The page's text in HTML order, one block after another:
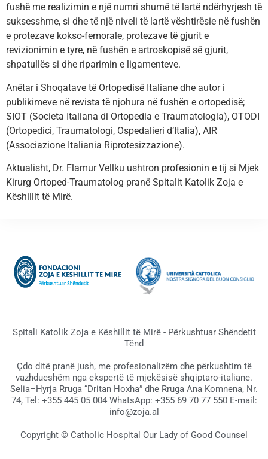
fushë me realizimin e një numri shumë të lartë ndërhyrjesh të
suksesshme, si dhe të një niveli të lartë vështirësie në fushën
e protezave kokso-femorale, protezave të gjurit e
revizionimin e tyre, në fushën e artroskopisë së gjurit,
shpatullës si dhe riparimin e ligamenteve.
Anëtar i Shoqatave të Ortopedisë Italiane dhe autor i
publikimeve në revista të njohura në fushën e ortopedisë;
SIOT (Societa Italiana di Ortopedia e Traumatologia), OTODI
(Ortopedici, Traumatologi, Ospedalieri d’Italia), AIR
(Associazione Italiania Riprotesizzazione).
Aktualisht, Dr. Flamur Vellku ushtron profesionin e tij si Mjek
Kirurg Ortoped-Traumatolog pranë Spitalit Katolik Zoja e
Këshillit të Mirë.
Spitali Katolik Zoja e Këshillit të Mirë - Përkushtuar Shëndetit
Tënd
Çdo ditë pranë jush, me profesionalizëm dhe përkushtim të
vazhdueshëm nga ekspertë të mjekësisë shqiptaro-italiane.
Selia–Hyrja Rruga “Dritan Hoxha” dhe Rruga Ana Komnena, Nr.
74, Tel: +355 445 05 004 WhatsApp: +355 69 70 77 550 E-mail:
info@zoja.al
Copyright © Catholic Hospital Our Lady of Good Counsel